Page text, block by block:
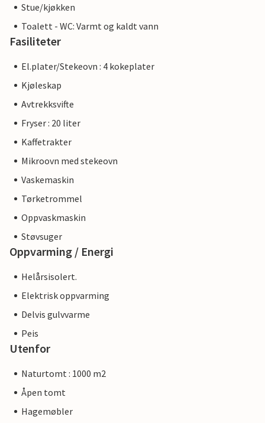
Stue/kjøkken
Toalett - WC: Varmt og kaldt vann
Fasiliteter
El.plater/Stekeovn : 4 kokeplater
Kjøleskap
Avtrekksvifte
Fryser : 20 liter
Kaffetrakter
Mikroovn med stekeovn
Vaskemaskin
Tørketrommel
Oppvaskmaskin
Støvsuger
Oppvarming / Energi
Helårsisolert.
Elektrisk oppvarming
Delvis gulvvarme
Peis
Utenfor
Naturtomt : 1000 m2
Åpen tomt
Hagemøbler